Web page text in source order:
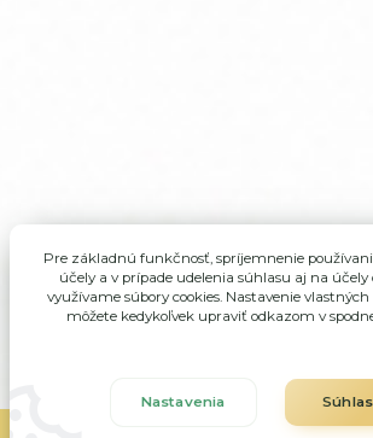
Pre základnú funkčnosť, spríjemnenie
účely a v prípade udelenia súhlasu aj na
využívame súbory cookies. Nastavenie vlastných
môžete kedykoľvek upraviť odkazom v
Nastavenia